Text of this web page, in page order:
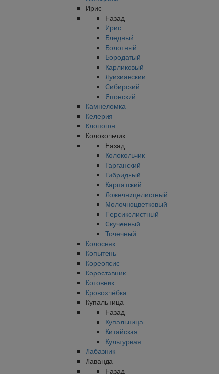
Ирис
Назад
Ирис
Бледный
Болотный
Бородатый
Карликовый
Луизианский
Сибирский
Японский
Камнеломка
Келерия
Клопогон
Колокольчик
Назад
Колокольчик
Гарганский
Гибридный
Карпатский
Ложечницелистный
Молочноцветковый
Персиколистный
Скученный
Точечный
Колосняк
Копытень
Кореопсис
Короставник
Котовник
Кровохлёбка
Купальница
Назад
Купальница
Китайская
Культурная
Лабазник
Лаванда
Назад